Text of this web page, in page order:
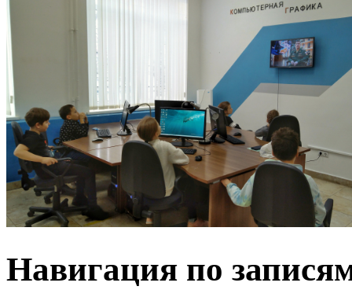
Навигация по